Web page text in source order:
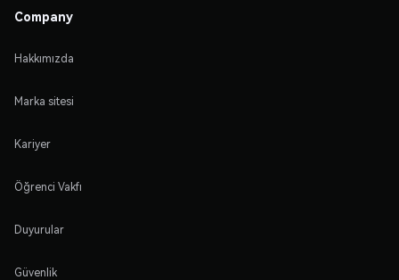
Company
Hakkımızda
Marka sitesi
Kariyer
Öğrenci Vakfı
Duyurular
Güvenlik